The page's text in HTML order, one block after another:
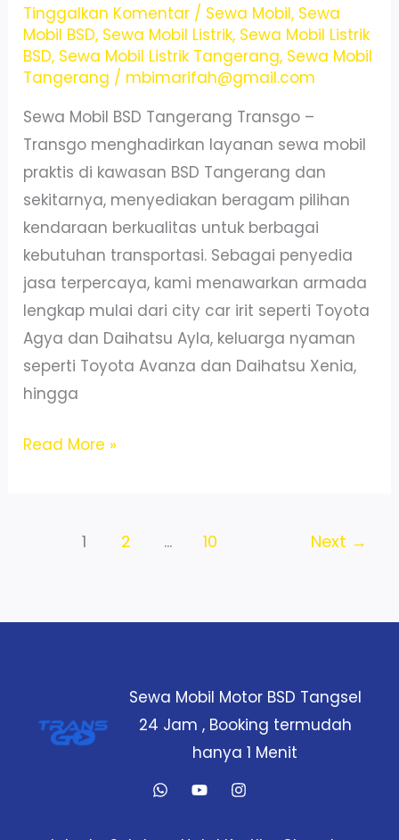
Driver
400
Ribu
Jam
Tinggalkan Komentar / Sewa Mobil, Sewa
Mobil BSD, Sewa Mobil Listrik, Sewa Mobil Listrik
BSD, Sewa Mobil Listrik Tangerang, Sewa Mobil
Tangerang / mbimarifah@gmail.com
Sewa Mobil BSD Tangerang Transgo –
Transgo menghadirkan layanan sewa mobil
praktis di kawasan BSD Tangerang dan
sekitarnya, menyediakan beragam pilihan
kendaraan berkualitas untuk berbagai
kebutuhan transportasi. Sebagai penyedia
jasa terpercaya, kami menawarkan armada
lengkap mulai dari city car irit seperti Toyota
Agya dan Daihatsu Ayla, keluarga nyaman
seperti Toyota Avanza dan Daihatsu Xenia,
hingga
Sewa
Tangerang
Read More »
1 2 … 10 Next →
Sewa Mobil Motor BSD Tangsel
24 Jam , Booking termudah
hanya 1 Menit